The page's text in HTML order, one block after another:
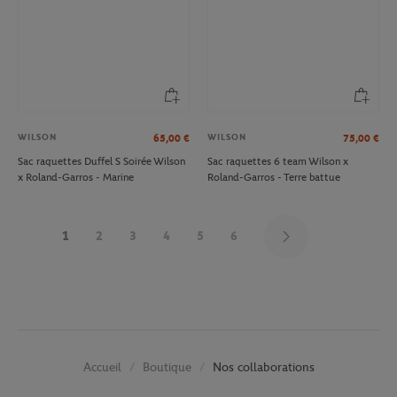
WILSON 65,00 €
Sac raquettes Duffel S Soirée Wilson
x Roland-Garros - Marine
WILSON 75,00 €
Sac raquettes 6 team Wilson x
Roland-Garros - Terre battue
1 2 3 4 5 6
Accueil Boutique Nos collaborations